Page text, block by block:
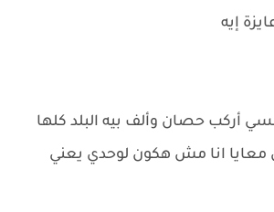
إيه
أركب حصان وألف بيه البلد كلها
معايا انا مش هكون لوحدي يعني